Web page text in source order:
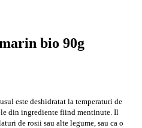
bio 90g
este deshidratat la temperaturi de
din ingrediente fiind mentinute. Il
de rosii sau alte legume, sau ca o